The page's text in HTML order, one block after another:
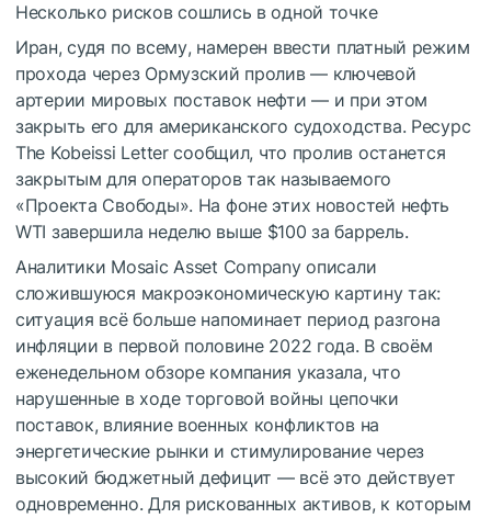
Несколько рисков сошлись в одной точке
Иран, судя по всему, намерен ввести платный режим
прохода через Ормузский пролив — ключевой
артерии мировых поставок нефти — и при этом
закрыть его для американского судоходства. Ресурс
The Kobeissi Letter сообщил, что пролив останется
закрытым для операторов так называемого
«Проекта Свободы». На фоне этих новостей нефть
WTI завершила неделю выше $100 за баррель.
Аналитики Mosaic Asset Company описали
сложившуюся макроэкономическую картину так:
ситуация всё больше напоминает период разгона
инфляции в первой половине 2022 года. В своём
еженедельном обзоре компания указала, что
нарушенные в ходе торговой войны цепочки
поставок, влияние военных конфликтов на
энергетические рынки и стимулирование через
высокий бюджетный дефицит — всё это действует
одновременно. Для рискованных активов, к которым